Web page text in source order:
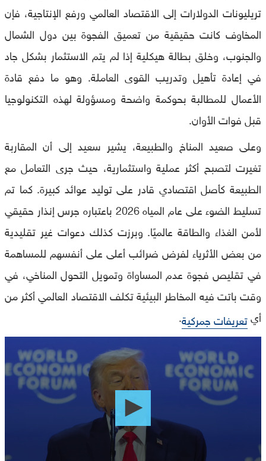
تريليونات الدولارات إلى الاقتصاد العالمي ورفع الإنتاجية، فإن
المخاوف كانت حقيقية من تعميق الفجوة بين دول الشمال
والجنوب، وخلق بطالة هيكلية إذا لم يتم الاستثمار بشكل جاد
في إعادة تأهيل وتدريب القوى العاملة. وهو ما دفع قادة
الأعمال للمطالبة بحوكمة واضحة ومسؤولة لهذه التكنولوجيا
قبل فوات الأوان.
وعلى صعيد المناخ والطبيعة، يشير سعيد إلى أن المقاربة
تغيرت لتصبح أكثر عملية واستثمارية، حيث جرى التعامل مع
الطبيعة كأصل اقتصادي قادر على توليد عوائد كبيرة. كما تم
تسليط الضوء على عام المياه 2026 باعتباره جرس إنذار حقيقي
لأمن الغذاء والطاقة عالميًا. وبرزت كذلك دعوات غير تقليدية
من بعض الأثرياء لفرض ضرائب أعلى على أنفسهم للمساهمة
في تقليص فجوة عدم المساواة وتمويل التحول المناخي، في
وقت باتت فيه المخاطر البيئية تكلف الاقتصاد العالمي أكثر من
أيتعريفات جمركية.
seconds
of